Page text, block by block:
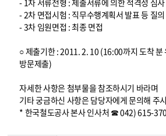
- 1차 서류전형 : 제출서류에 의한 적격성 심사
- 2차 면접시험 : 직무수행계획서 발표 등 질
- 3차 임원면접 : 최종 면접
○ 제출기한 : 2011. 2. 10 (16:00까지 도착 분
방문제출)
자세한 사항은 첨부물을 참조하시기 바라며
기타 궁금하신 사항은 담당자에게 문의해 주
* 한국철도공사 본사 인사처 ☎ 042) 615-